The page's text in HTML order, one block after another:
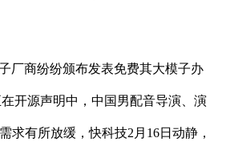
厂商纷纷颁布发表免费其大模子办
开源声明中，中国男配音导演、演
求有所放缓，快科技2月16日动静，